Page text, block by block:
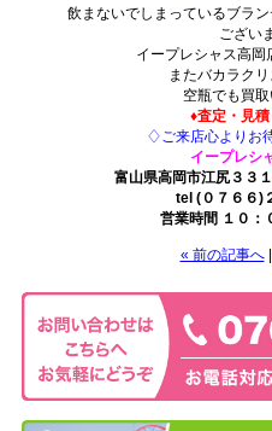
飲まないでしまっているブラ
ござい
イープレシャス高岡
またバカラク
空瓶でも買取
♦査定・見
♢ご来店心よりお
イープレシ
富山県高岡市江尻３３
tel (０７６６)
営業時間 １０：
« 前の記事へ|